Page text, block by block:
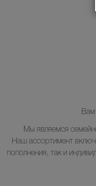
Вам
Мы являемся
Наш ассортимент
пополнения, так и